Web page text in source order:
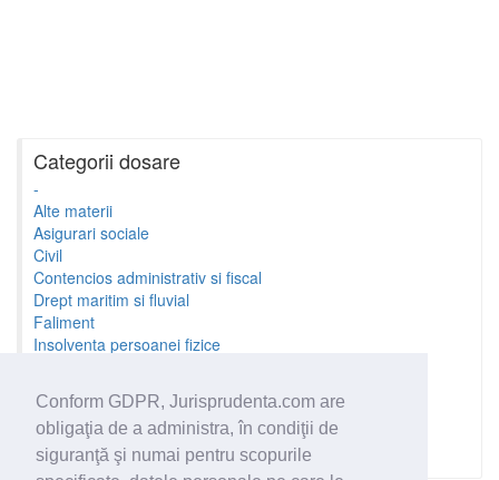
Conform GDPR, Jurisprudenta.com are
obligaţia de a administra, în condiţii de
siguranţă şi numai pentru scopurile
Categorii dosare
-
Alte materii
Asigurari sociale
Civil
Contencios administrativ si fiscal
Drept maritim si fluvial
Faliment
Insolventa persoanei fizice
Minori si familie
Penal
Proprietate Intelectuala